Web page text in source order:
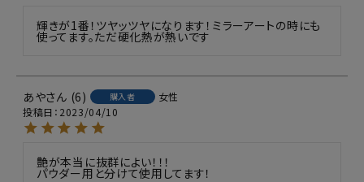
輝きが1番！ツヤッツヤになります！ミラーアートの時にも
使ってます。ただ硬化熱が熱いです
あや 6 購入者
女性
投稿日
2023/04/10
艶が本当に抜群によい！！！
パウダー用と分けて使用してます！